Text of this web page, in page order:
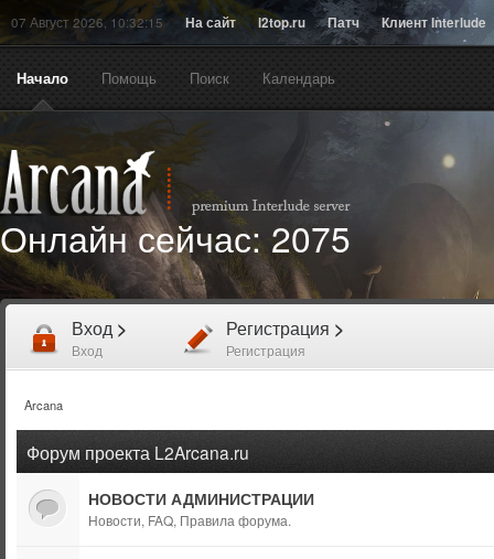
07 Август 2026, 10:32:15 На сайт l2top.ru Патч Клиент Interlude
Начало Помощь Поиск Календарь
Онлайн сейчас:2075
Вход >
Вход
Регистрация >
Регистрация
Arcana
Форум проекта L2Arcana.ru
НОВОСТИ АДМИНИСТРАЦИИ
Новости, FAQ, Правила форума.